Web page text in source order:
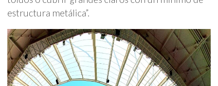
estructura metálica”.